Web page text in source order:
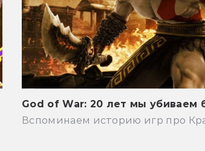
God of War: 20 лет мы убиваем
Вспоминаем историю игр про